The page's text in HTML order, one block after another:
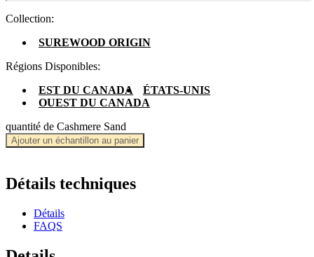
Collection:
SUREWOOD ORIGIN
Régions Disponibles:
EST DU CANADA
ÉTATS-UNIS
OUEST DU CANADA
quantité de Cashmere Sand
Ajouter un échantillon au panier
Détails techniques
Détails
FAQS